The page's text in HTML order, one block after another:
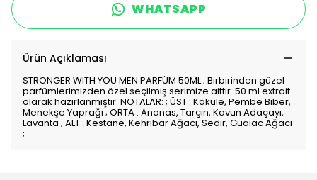
WHATSAPP
Ürün Açıklaması
STRONGER WITH YOU MEN PARFÜM 50ML ; Birbirinden güzel
parfümlerimizden özel seçilmiş serimize aittir. 50 ml extrait
olarak hazırlanmıştır. NOTALAR: ; ÜST : Kakule, Pembe Biber,
Menekşe Yaprağı ; ORTA : Ananas, Tarçın, Kavun Adaçayı,
Lavanta ; ALT : Kestane, Kehribar Ağacı, Sedir, Guaiac Ağacı
;